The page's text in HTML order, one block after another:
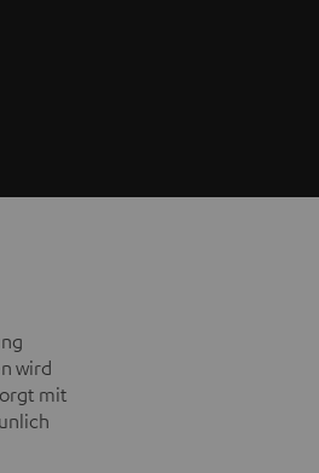
wird
mit